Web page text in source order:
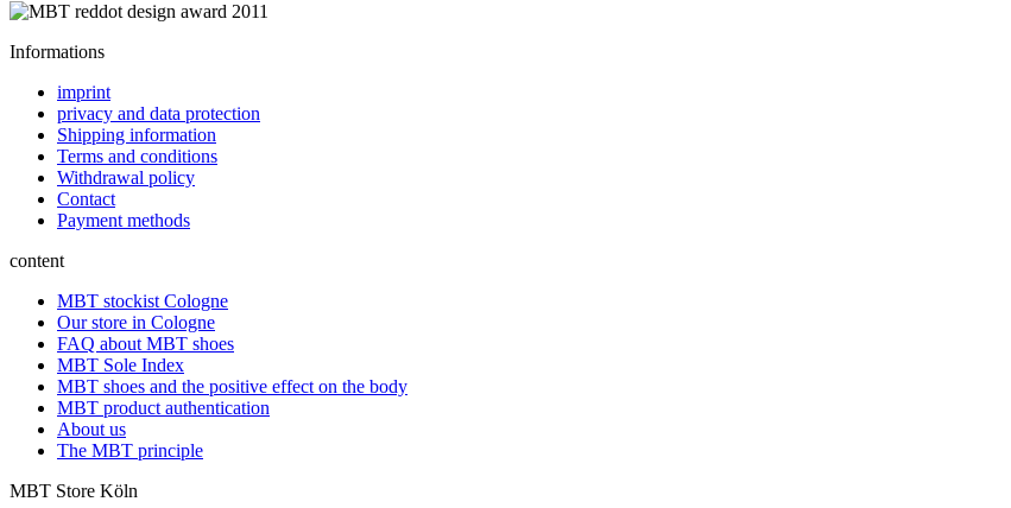
Informations
imprint
privacy and data protection
Shipping information
Terms and conditions
Withdrawal policy
Contact
Payment methods
content
MBT stockist Cologne
Our store in Cologne
FAQ about MBT shoes
MBT Sole Index
MBT shoes and the positive effect on the body
MBT product authentication
About us
The MBT principle
MBT Store Köln